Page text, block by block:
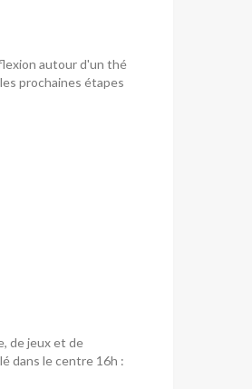
autour d'un thé
prochaines étapes
de jeux et de
dans le centre 16h :